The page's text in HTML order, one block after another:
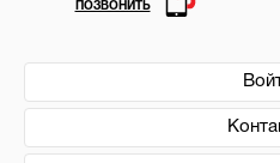
ПОЗВОНИТЬ